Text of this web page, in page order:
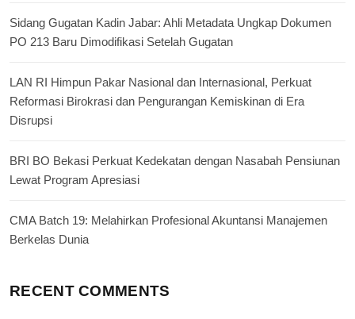
Sidang Gugatan Kadin Jabar: Ahli Metadata Ungkap Dokumen
PO 213 Baru Dimodifikasi Setelah Gugatan
LAN RI Himpun Pakar Nasional dan Internasional, Perkuat
Reformasi Birokrasi dan Pengurangan Kemiskinan di Era
Disrupsi
BRI BO Bekasi Perkuat Kedekatan dengan Nasabah Pensiunan
Lewat Program Apresiasi
CMA Batch 19: Melahirkan Profesional Akuntansi Manajemen
Berkelas Dunia
RECENT COMMENTS